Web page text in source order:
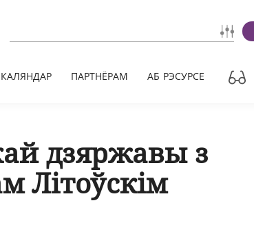
КАЛЯНДАР ПАРТНЁРАМ АБ РЭСУРСЕ
дзяржавы з
Літоўскім